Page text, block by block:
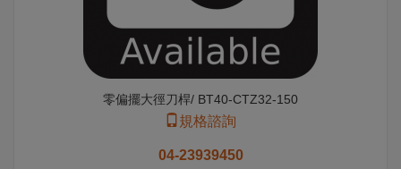
零偏擺大徑刀桿/ BT40-CTZ32-150
規格諮詢
04-23939450